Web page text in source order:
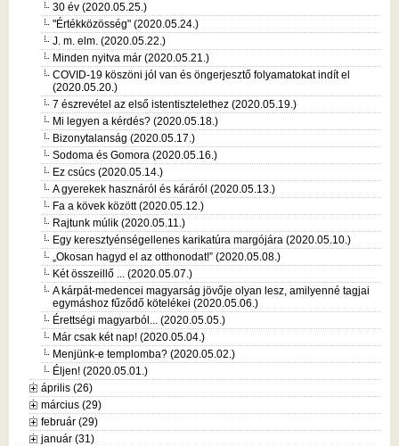
30 év (2020.05.25.)
"Értékközösség" (2020.05.24.)
J. m. elm. (2020.05.22.)
Minden nyitva már (2020.05.21.)
COVID-19 köszöni jól van és öngerjesztő folyamatokat indít el
(2020.05.20.)
7 észrevétel az első istentisztelethez (2020.05.19.)
Mi legyen a kérdés? (2020.05.18.)
Bizonytalanság (2020.05.17.)
Sodoma és Gomora (2020.05.16.)
Ez csúcs (2020.05.14.)
A gyerekek hasznáról és káráról (2020.05.13.)
Fa a kövek között (2020.05.12.)
Rajtunk múlik (2020.05.11.)
Egy keresztyénségellenes karikatúra margójára (2020.05.10.)
„Okosan hagyd el az otthonodat!” (2020.05.08.)
Két összeillő ... (2020.05.07.)
A kárpát-medencei magyarság jövője olyan lesz, amilyenné tagjai
egymáshoz fűződő kötelékei (2020.05.06.)
Érettségi magyarból... (2020.05.05.)
Már csak két nap! (2020.05.04.)
Menjünk-e templomba? (2020.05.02.)
Éljen! (2020.05.01.)
április (26)
március (29)
február (29)
január (31)